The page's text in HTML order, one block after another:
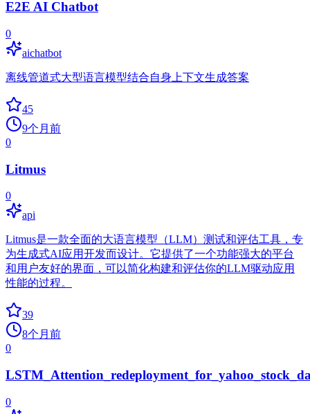
E2E AI Chatbot
0
aichatbot
离线管道式大型语言模型结合自身上下文生成答案
45
9个月前
0
Litmus
0
api
Litmus是一款全面的大语言模型（LLM）测试和评估工具，专
为生成式AI应用开发而设计。它提供了一个功能强大的平台
和用户友好的界面，可以简化构建和评估你的LLM驱动应用
性能的过程。
39
8个月前
0
0